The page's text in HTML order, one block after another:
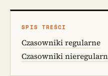
SPIS TREŚCI
Czasowniki regularne
Czasowniki